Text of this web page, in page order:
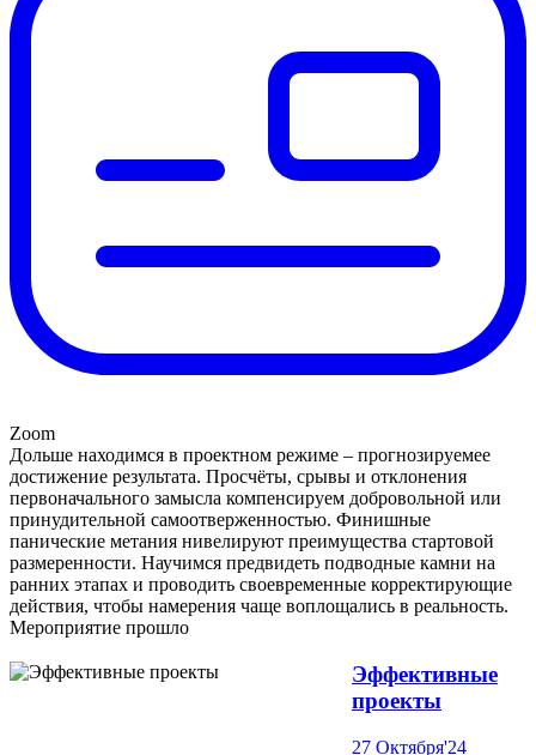
Zoom
Дольше находимся в проектном режиме – прогнозируемее
достижение результата. Просчёты, срывы и отклонения
первоначального замысла компенсируем добровольной или
принудительной самоотверженностью. Финишные
панические метания нивелируют преимущества стартовой
размеренности. Научимся предвидеть подводные камни на
ранних этапах и проводить своевременные корректирующие
действия, чтобы намерения чаще воплощались в реальность.
Мероприятие прошло
Эффективные
проекты
27 Октября'24